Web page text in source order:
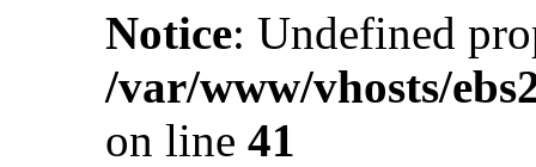
Notice: Undefined
/var/www/vhosts/
on line 41